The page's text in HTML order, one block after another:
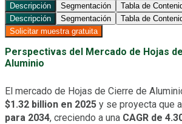
Descripción Segmentación Tabla de
Descripción
Segmentación Tabla de
Solicitar muestra gratuita
Perspectivas del Mercado de Hojas
Aluminio
El mercado de Hojas de Cierre de
$1.32 billion en 2025 y se proyecta que
para 2034, creciendo a una CAGR de